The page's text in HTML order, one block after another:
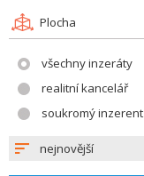
Plocha
všechny inzeráty
realitní kancelář
soukromý inzerent
nejnovější